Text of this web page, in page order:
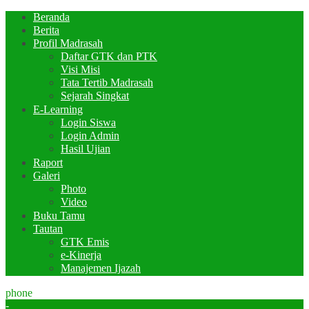
Beranda
Berita
Profil Madrasah
Daftar GTK dan PTK
Visi Misi
Tata Tertib Madrasah
Sejarah Singkat
E-Learning
Login Siswa
Login Admin
Hasil Ujian
Raport
Galeri
Photo
Video
Buku Tamu
Tautan
GTK Emis
e-Kinerja
Manajemen Ijazah
phone
-